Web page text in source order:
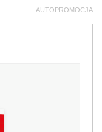
AUTOPROMOCJA